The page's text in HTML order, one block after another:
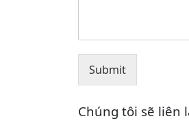
Submit
Chúng tôi sẽ liên